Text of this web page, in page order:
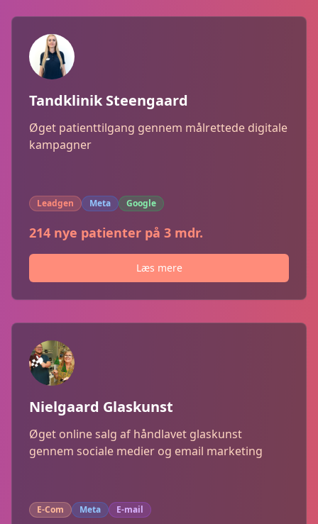
Tandklinik Steengaard
Øget patienttilgang gennem målrettede digitale
kampagner
Leadgen Meta Google
214 nye patienter på 3 mdr.
Læs mere
Nielgaard Glaskunst
Øget online salg af håndlavet glaskunst
gennem sociale medier og email marketing
E-Com Meta E-mail